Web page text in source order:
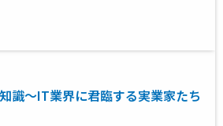
識～IT業界に君臨する実業家たち